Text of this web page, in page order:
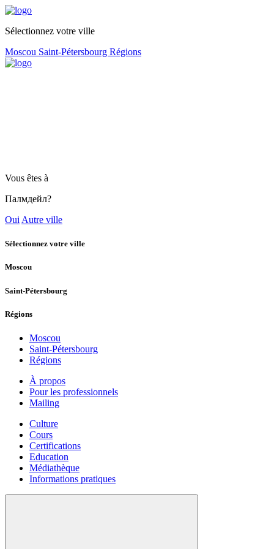
Sélectionnez votre ville
Moscou Saint-Pétersbourg Régions
Vous êtes à
Палмдейл?
Oui Autre ville
Sélectionnez votre ville
Moscou
Saint-Pétersbourg
Régions
Moscou
Saint-Pétersbourg
Régions
À propos
Pour les professionnels
Mailing
Culture
Cours
Certifications
Education
Médiathèque
Informations pratiques